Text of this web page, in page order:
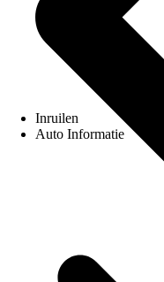
Inruilen
Auto Informatie